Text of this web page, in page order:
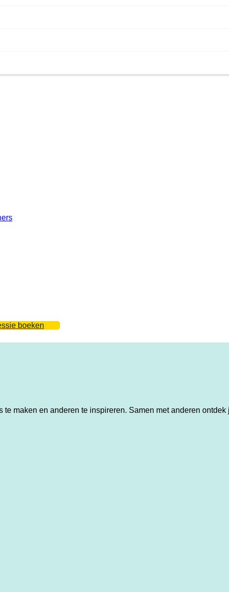
boeken
maken en anderen te inspireren. Samen met anderen